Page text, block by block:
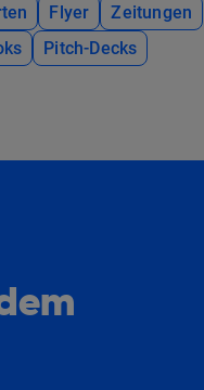
Flyer
Zeitungen
Pitch-Decks